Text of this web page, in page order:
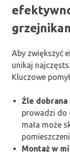
Aby zwiększyć
unikaj
Kluczowe
Źle
prowadzi do
mała może
Montaż w